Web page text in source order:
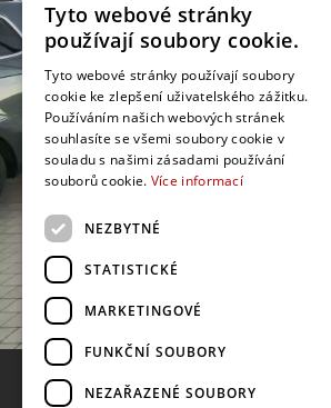
Tyto webové stránky
používají soubory cookie.
Tyto webové stránky používají soubory
cookie ke zlepšení uživatelského zážitku.
Používáním našich webových stránek
souhlasíte se všemi soubory cookie v
souladu s našimi zásadami používání
souborů cookie. Více informací
NEZBYTNÉ
STATISTICKÉ
MARKETINGOVÉ
FUNKČNÍ SOUBORY
NEZAŘAZENÉ SOUBORY